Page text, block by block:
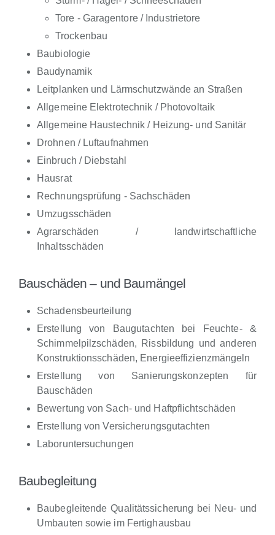
Tore - Garagentore / Industrietore
Trockenbau
Baubiologie
Baudynamik
Leitplanken und Lärmschutzwände an Straßen
Allgemeine Elektrotechnik / Photovoltaik
Allgemeine Haustechnik / Heizung- und Sanitär
Drohnen / Luftaufnahmen
Einbruch / Diebstahl
Hausrat
Rechnungsprüfung - Sachschäden
Umzugsschäden
Agrarschäden / landwirtschaftliche
Inhaltsschäden
Bauschäden – und Baumängel
Schadensbeurteilung
Erstellung von Baugutachten bei Feuchte- &
Schimmelpilzschäden, Rissbildung und anderen
Konstruktionsschäden, Energieeffizienzmängeln
Erstellung von Sanierungskonzepten für
Bauschäden
Bewertung von Sach- und Haftpflichtschäden
Erstellung von Versicherungsgutachten
Laboruntersuchungen
Baubegleitung
Baubegleitende Qualitätssicherung bei Neu- und
Umbauten sowie im Fertighausbau